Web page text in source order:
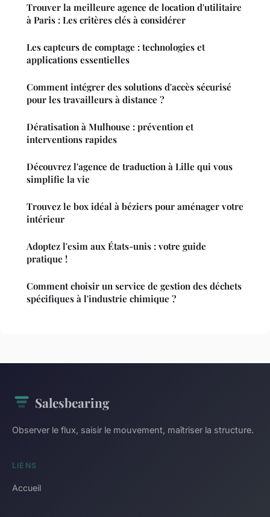
Trouver la meilleure agence de location d'utilitaire
à Paris : Les critères clés à considérer
Les capteurs de comptage : technologies et
applications essentielles
Comment intégrer des solutions d'accès sécurisé
pour les travailleurs à distance ?
Dératisation à Mulhouse : prévention et
interventions rapides
Découvrez l'agence de traduction à Lille qui vous
simplifie la vie
Trouvez le box idéal à béziers pour aménager votre
intérieur
Adoptez l'esim aux États-unis : votre guide
pratique !
Comment choisir un service de gestion des déchets
spécifiques à l'industrie chimique ?
Salesbearing
Observer le flux, saisir le mouvement, maîtriser la structure.
LIENS
Accueil